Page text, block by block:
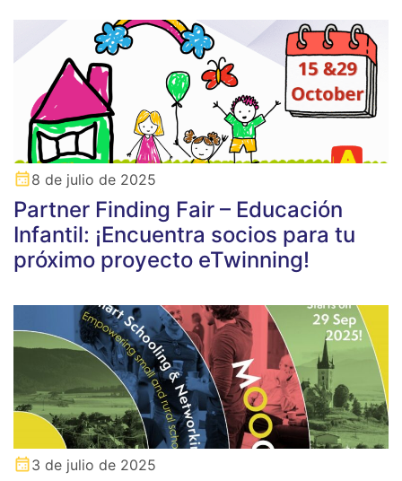
8 de julio de 2025
Partner Finding Fair – Educación
Infantil: ¡Encuentra socios para tu
próximo proyecto eTwinning!
3 de julio de 2025